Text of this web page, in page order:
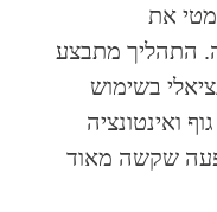
את
התהליך מתבצע
בשימוש
ואינטונציה
שקשה מאוד